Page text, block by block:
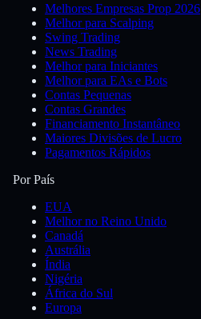
Melhores Empresas Prop 2026
Melhor para Scalping
Swing Trading
News Trading
Melhor para Iniciantes
Melhor para EAs e Bots
Contas Pequenas
Contas Grandes
Financiamento Instantâneo
Maiores Divisões de Lucro
Pagamentos Rápidos
Por País
EUA
Melhor no Reino Unido
Canadá
Austrália
Índia
Nigéria
África do Sul
Europa